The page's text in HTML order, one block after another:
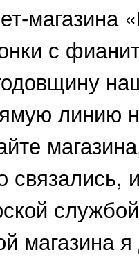
магазина
с
линию
магазина